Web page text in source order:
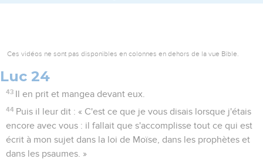
Ces vidéos ne sont pas disponibles en colonnes en dehors de la vue Bible.
Luc 24
43 Il en prit et mangea devant eux.
44 Puis il leur dit : « C'est ce que je vous disais lorsque j'étais
encore avec vous : il fallait que s'accomplisse tout ce qui est
écrit à mon sujet dans la loi de Moïse, dans les prophètes et
dans les psaumes. »